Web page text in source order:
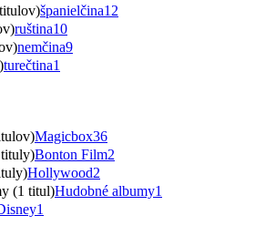
španielčina12
ruština10
nemčina9
turečtina1
Magicbox36
Bonton Film2
Hollywood2
(1 titul)Hudobné albumy1
1